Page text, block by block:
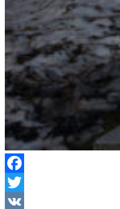
Facebook
Twitter